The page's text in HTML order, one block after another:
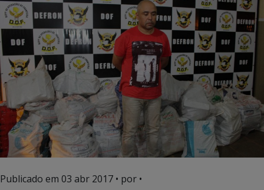
Publicado em 03 abr 2017 • por •